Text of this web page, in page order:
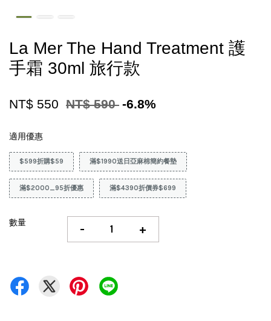
La Mer The Hand Treatment 護
手霜 30ml 旅行款
NT$ 550 NT$ 590 -6.8%
適用優惠
$599折購$59 滿$1990送日亞麻棉簡約餐墊
滿$2000_95折優惠 滿$4390折價券$699
數量 - +